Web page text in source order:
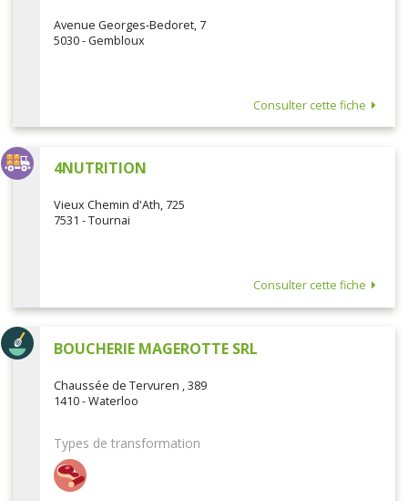
Avenue Georges-Bedoret, 7
5030 - Gembloux
Consulter cette fiche
4NUTRITION
Vieux Chemin d'Ath, 725
7531 - Tournai
Consulter cette fiche
BOUCHERIE MAGEROTTE SRL
Chaussée de Tervuren , 389
1410 - Waterloo
Types de transformation